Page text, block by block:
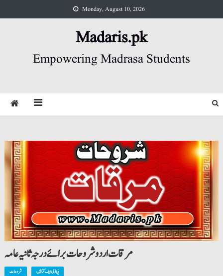
to
Monday, August 10, 2026
Madaris.pk
Empowering Madrasa Students
مرقات اردو شروحات برائے درجہ ثانیہ عامہ
شروحات پی ڈی ایف کتابیں